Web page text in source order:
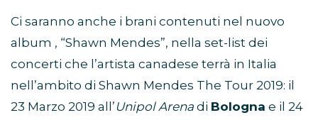
Ci saranno anche i brani contenuti nel nuovo
album , “Shawn Mendes”, nella set-list dei
concerti che l’artista canadese terrà in Italia
nell’ambito di Shawn Mendes The Tour 2019: il
23 Marzo 2019 all’Unipol Arena di Bologna e il 24